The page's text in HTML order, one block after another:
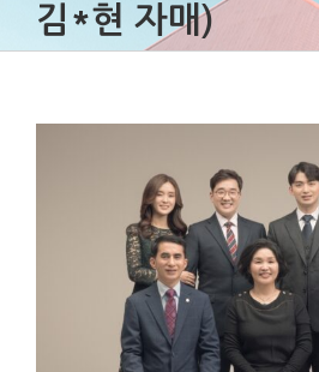
김*현 자매)